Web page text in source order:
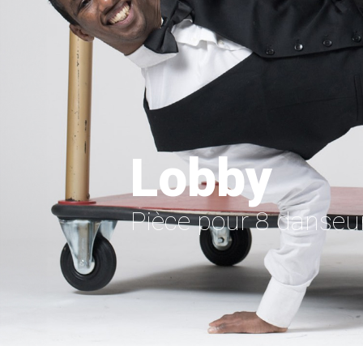
Lobby
Pièce pour 8